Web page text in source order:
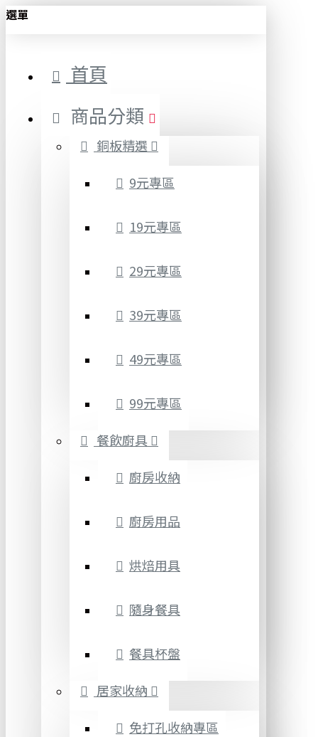
選單
首頁
商品分類
銅板精選
9元專區
19元專區
29元專區
39元專區
49元專區
99元專區
餐飲廚具
廚房收納
廚房用品
烘焙用具
隨身餐具
餐具杯盤
居家收納
免打孔收納專區